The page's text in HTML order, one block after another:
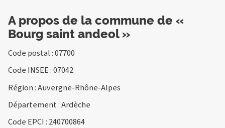
A propos de la commune de «
Bourg saint andeol »
Code postal : 07700
Code INSEE : 07042
Région : Auvergne-Rhône-Alpes
Département : Ardèche
Code EPCI : 240700864